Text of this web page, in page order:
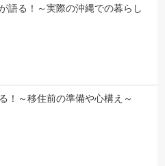
語る！～実際の沖縄での暮らし
！～移住前の準備や心構え～